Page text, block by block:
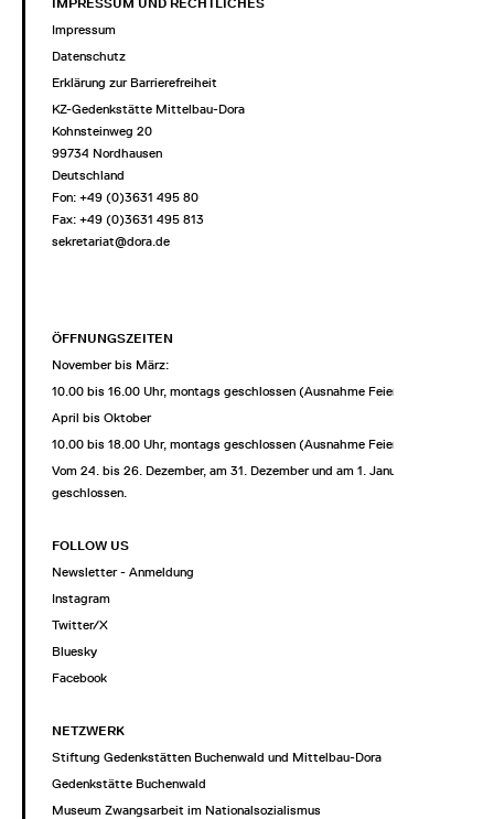
IMPRESSUM UND RECHTLICHES
Impressum
Datenschutz
Erklärung zur Barrierefreiheit
KZ-Gedenkstätte Mittelbau-Dora
Kohnsteinweg 20
99734 Nordhausen
Deutschland
Fon: +49 (0)3631 495 80
Fax: +49 (0)3631 495 813
sekretariat@dora.de
ÖFFNUNGSZEITEN
November bis März:
10.00 bis 16.00 Uhr, montags geschlossen (Ausnahme Feiertage)
April bis Oktober
10.00 bis 18.00 Uhr, montags geschlossen (Ausnahme Feiertage)
Vom 24. bis 26. Dezember, am 31. Dezember und am 1. Januar
geschlossen.
FOLLOW US
Newsletter - Anmeldung
Instagram
Twitter/X
Bluesky
Facebook
NETZWERK
Stiftung Gedenkstätten Buchenwald und Mittelbau-Dora
Gedenkstätte Buchenwald
Museum Zwangsarbeit im Nationalsozialismus